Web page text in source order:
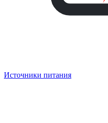
Источники питания